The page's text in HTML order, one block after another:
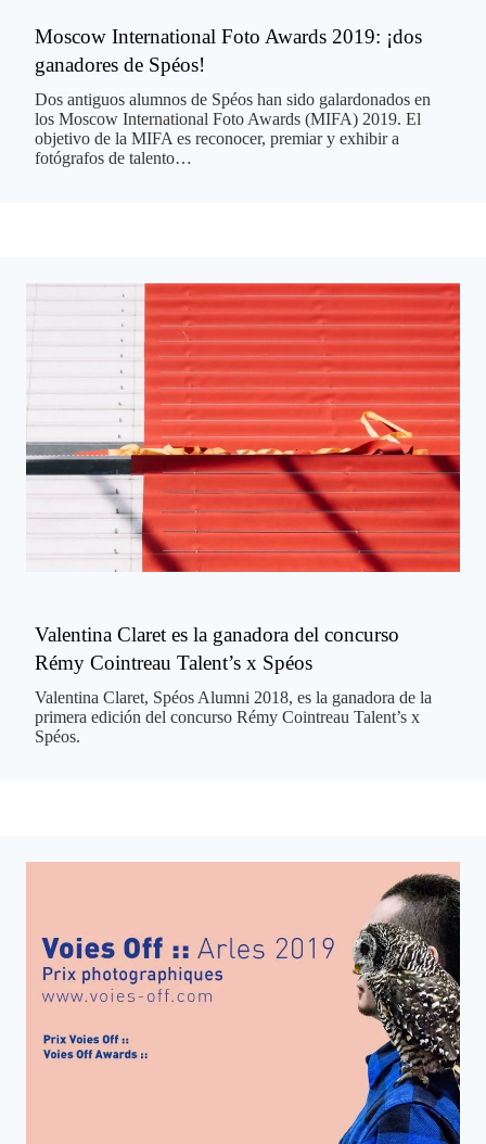
Moscow International Foto Awards 2019: ¡dos
ganadores de Spéos!
Dos antiguos alumnos de Spéos han sido galardonados en
los Moscow International Foto Awards (MIFA) 2019. El
objetivo de la MIFA es reconocer, premiar y exhibir a
fotógrafos de talento…
Valentina Claret es la ganadora del concurso
Rémy Cointreau Talent’s x Spéos
Valentina Claret, Spéos Alumni 2018, es la ganadora de la
primera edición del concurso Rémy Cointreau Talent’s x
Spéos.